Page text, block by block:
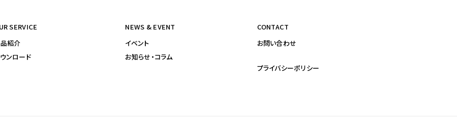
SERVICE
紹介
ンロード
NEWS & EVENT
イベント
お知らせ・コラム
CONTACT
お問い合わせ
プライバシーポリシー